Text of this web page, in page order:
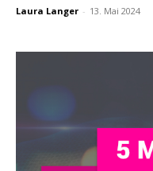
Laura Langer - 13. Mai 2024